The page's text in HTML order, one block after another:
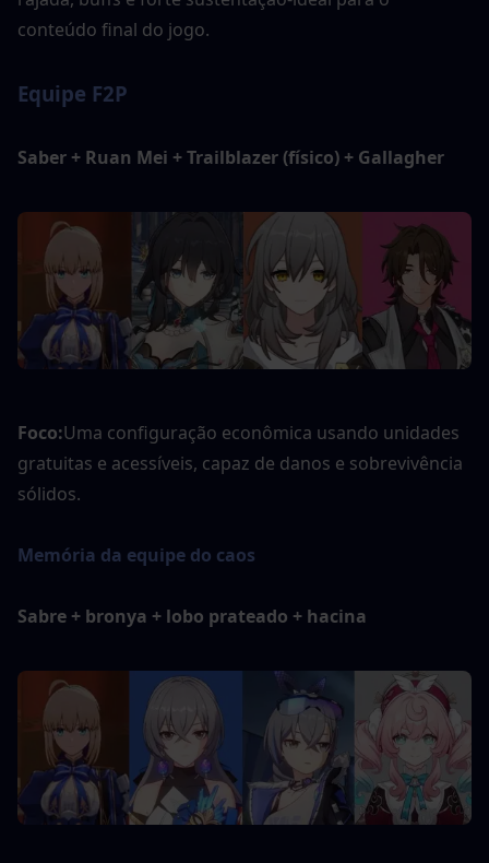
conteúdo final do jogo.
Equipe F2P
Saber + Ruan Mei + Trailblazer (físico) + Gallagher
Foco:Uma configuração econômica usando unidades
gratuitas e acessíveis, capaz de danos e sobrevivência
sólidos.
Memória da equipe do caos
Sabre + bronya + lobo prateado + hacina